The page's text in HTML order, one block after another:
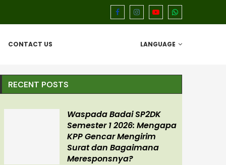
CONTACT US LANGUAGE
RECENT POSTS
Waspada Badai SP2DK
Semester 1 2026: Mengapa
KPP Gencar Mengirim
Surat dan Bagaimana
Meresponsnya?